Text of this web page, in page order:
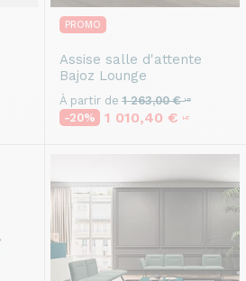
PROMO
Assise salle d'attente
Bajoz Lounge
À partir de 1 263,00 €HT
-20% 1 010,40 € HT